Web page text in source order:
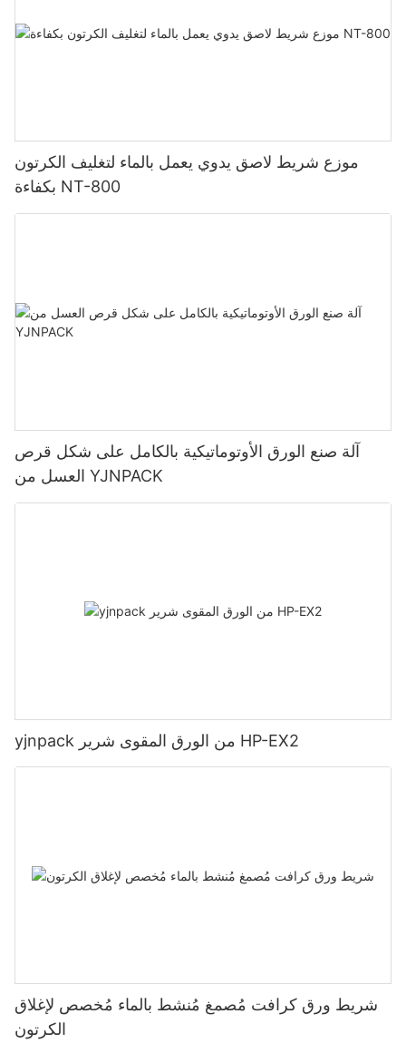
موزع شريط لاصق يدوي يعمل بالماء لتغليف الكرتون
بكفاءة NT-800
آلة صنع الورق الأوتوماتيكية بالكامل على شكل قرص
العسل من YJNPACK
yjnpack من الورق المقوى شرير HP-EX2
شريط ورق كرافت مُصمغ مُنشط بالماء مُخصص لإغلاق
الكرتون